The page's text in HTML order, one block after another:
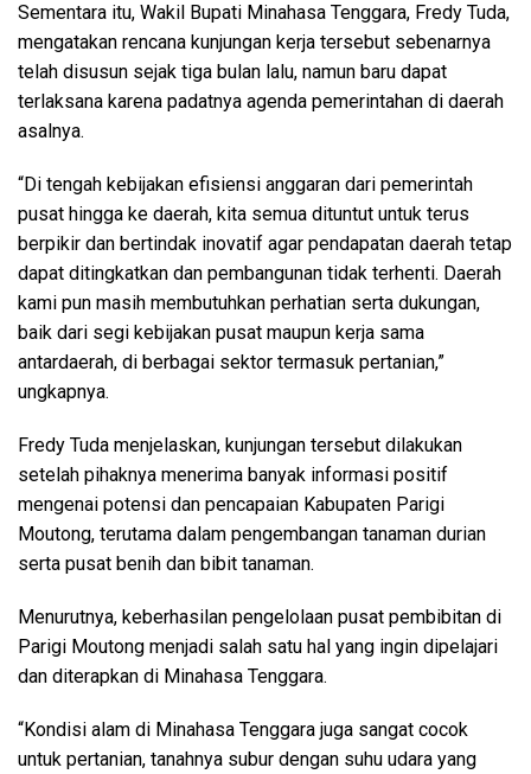
Sementara itu, Wakil Bupati Minahasa Tenggara, Fredy Tuda,
mengatakan rencana kunjungan kerja tersebut sebenarnya
telah disusun sejak tiga bulan lalu, namun baru dapat
terlaksana karena padatnya agenda pemerintahan di daerah
asalnya.
“Di tengah kebijakan efisiensi anggaran dari pemerintah
pusat hingga ke daerah, kita semua dituntut untuk terus
berpikir dan bertindak inovatif agar pendapatan daerah tetap
dapat ditingkatkan dan pembangunan tidak terhenti. Daerah
kami pun masih membutuhkan perhatian serta dukungan,
baik dari segi kebijakan pusat maupun kerja sama
antardaerah, di berbagai sektor termasuk pertanian,”
ungkapnya.
Fredy Tuda menjelaskan, kunjungan tersebut dilakukan
setelah pihaknya menerima banyak informasi positif
mengenai potensi dan pencapaian Kabupaten Parigi
Moutong, terutama dalam pengembangan tanaman durian
serta pusat benih dan bibit tanaman.
Menurutnya, keberhasilan pengelolaan pusat pembibitan di
Parigi Moutong menjadi salah satu hal yang ingin dipelajari
dan diterapkan di Minahasa Tenggara.
“Kondisi alam di Minahasa Tenggara juga sangat cocok
untuk pertanian, tanahnya subur dengan suhu udara yang